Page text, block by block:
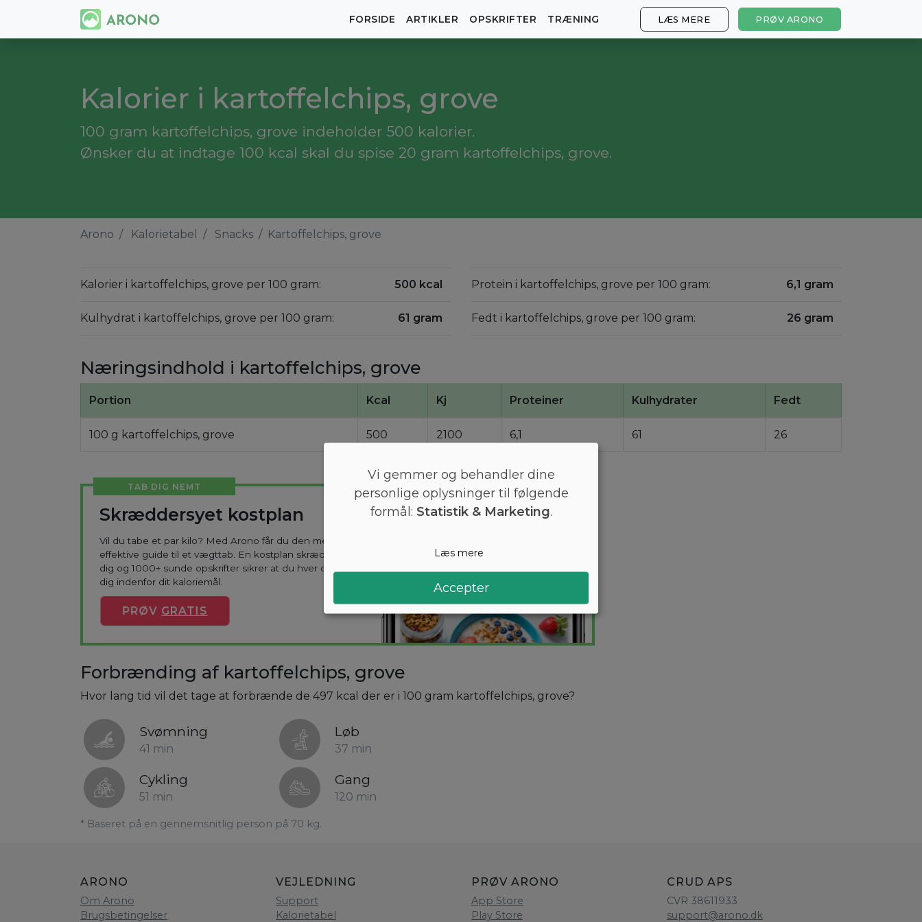
FORSIDE ARTIKLER OPSKRIFTER TRÆNING LÆS MERE PRØV ARONO
Kalorier i kartoffelchips, grove
100 gram kartoffelchips, grove indeholder 500 kalorier.
Ønsker du at indtage 100 kcal skal du spise 20 gram kartoffelchips, grove.
Arono Kalorietabel Snacks Kartoffelchips, grove
Kalorier i kartoffelchips, grove per 100 gram: 500 kcal
Kulhydrat i kartoffelchips, grove per 100 gram: 61 gram
Protein i kartoffelchips, grove per 100 gram: 6,1 gram
Fedt i kartoffelchips, grove per 100 gram: 26 gram
Næringsindhold i kartoffelchips, grove
Portion Kcal Kj Proteiner Kulhydrater Fedt
100 g kartoffelchips, grove 500 2100 6,1 61 26
TAB DIG NEMT
Skræddersyet kostplan
Vil du tabe et par kilo? Med Arono får du den mest
effektive guide til et vægttab. En kostplan skræddersyes til
dig og 1000+ sunde opskrifter sikrer at du hver dag holder
dig indenfor dit kaloriemål.
PRØV GRATIS
Forbrænding af kartoffelchips, grove
Hvor lang tid vil det tage at forbrænde de 497 kcal der er i 100 gram kartoffelchips, grove?
Svømning
41 min
Løb
37 min
Cykling
51 min
Gang
120 min
* Baseret på en gennemsnitlig person på 70 kg.
ARONO
Om Arono
Brugsbetingelser
VEJLEDNING
Support
Kalorietabel
PRØV ARONO
App Store
Play Store
CRUD APS
CVR 38611933
support@arono.dk
Vi gemmer og behandler dine
personlige oplysninger til følgende
formål: Statistik & Marketing.
Læs mere
Accepter